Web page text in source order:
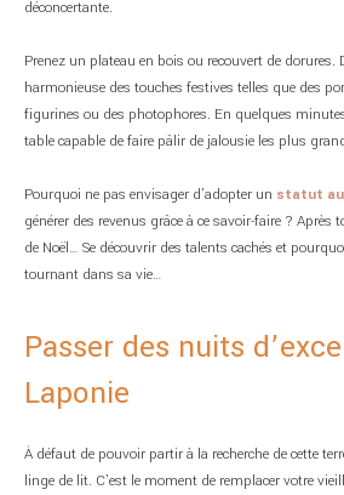
déconcertante.
Prenez un plateau en bois ou recouvert de dorures.
harmonieuse des touches festives telles que des
figurines ou des photophores. En quelques
table capable de faire pâlir de jalousie les plus
Pourquoi ne pas envisager d’adopter un statut
générer des revenus grâce à ce savoir-faire ? Après
de Noël… Se découvrir des talents cachés et
tournant dans sa vie…
Passer des nuits
Laponie
À défaut de pouvoir partir à la recherche de cette
linge de lit. C’est le moment de remplacer votre